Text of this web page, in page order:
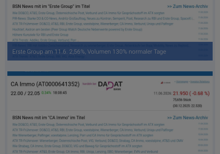
Erste Group am 11.6. 2,56%, Volumen 130% normaler Tage